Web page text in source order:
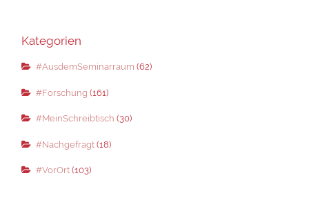
Kategorien
#AusdemSeminarraum (62)
#Forschung (161)
#MeinSchreibtisch (30)
#Nachgefragt(18)
#VorOrt(103)